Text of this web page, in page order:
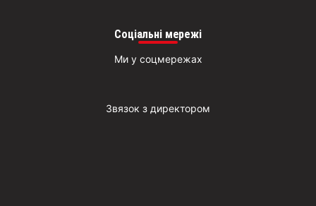
Соціальні мережі
Ми у соцмережах
Звязок з директором